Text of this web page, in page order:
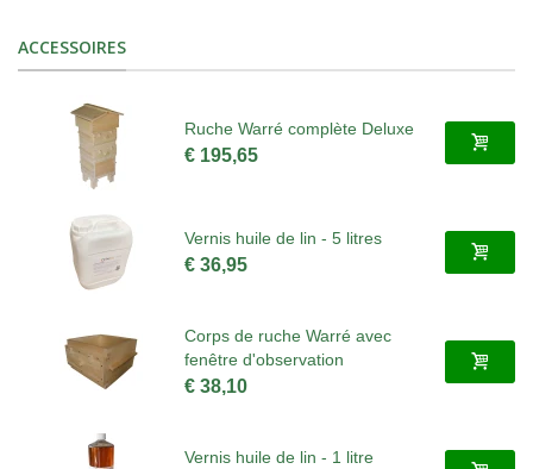
ACCESSOIRES
Ruche Warré complète Deluxe
€ 195,65
Vernis huile de lin - 5 litres
€ 36,95
Corps de ruche Warré avec
fenêtre d'observation
€ 38,10
Vernis huile de lin - 1 litre